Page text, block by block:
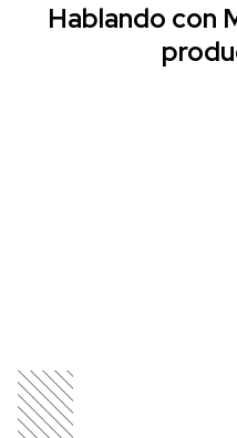
Hablando con